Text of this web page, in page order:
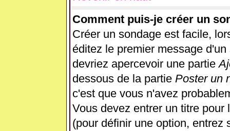
Comment puis-je créer un
Créer un sondage est facile,
éditez le premier message
devriez apercevoir une partie
dessous de la partie Poster un
c'est que vous n'avez
Vous devez entrer un titre
(pour définir une option, entrez